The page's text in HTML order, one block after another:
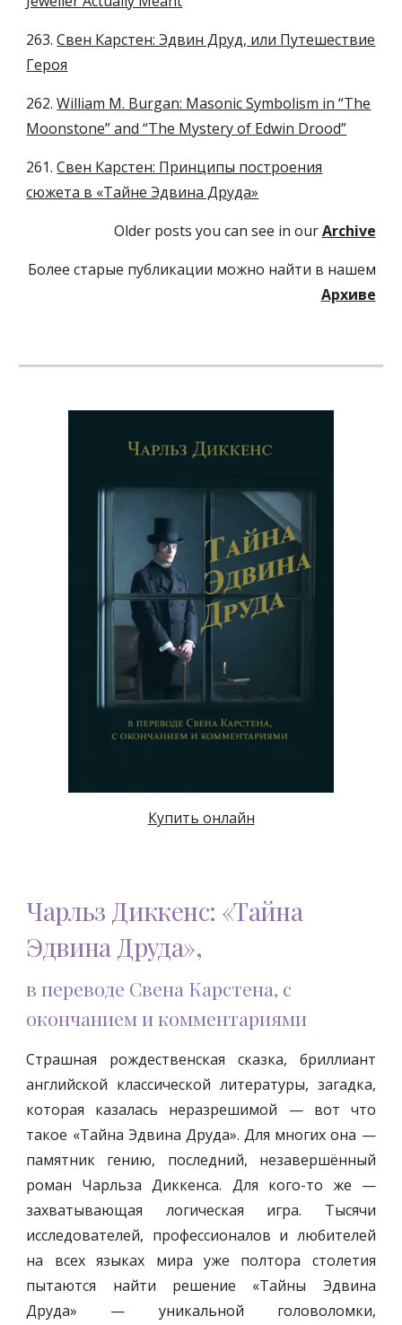
263.Свен Карстен: Эдвин Друд, или Путешествие
Героя
262.William M. Burgan: Masonic Symbolism in “The
Moonstone” and “The Mystery of Edwin Drood”
261.Свен Карстен: Принципы построения
сюжета в «Тайне Эдвина Друда»
Older posts you can see in ourArchive
Более старые публикации можно найти в нашем
Архиве
Купить онлайн
Чарльз Диккенс: «Тайна
Эдвина Друда»,
в переводе Свена Карстена, с
окончанием и комментариями
Страшная рождественская сказка, бриллиант
английской классической литературы, загадка,
которая казалась неразрешимой — вот что
такое «Тайна Эдвина Друда». Для многих она —
памятник гению, последний, незавершённый
роман Чарльза Диккенса. Для кого-то же —
захватывающая логическая игра. Тысячи
исследователей, профессионалов и любителей
на всех языках мира уже полтора столетия
пытаются найти решение «Тайны Эдвина
Друда» — уникальной головоломки,